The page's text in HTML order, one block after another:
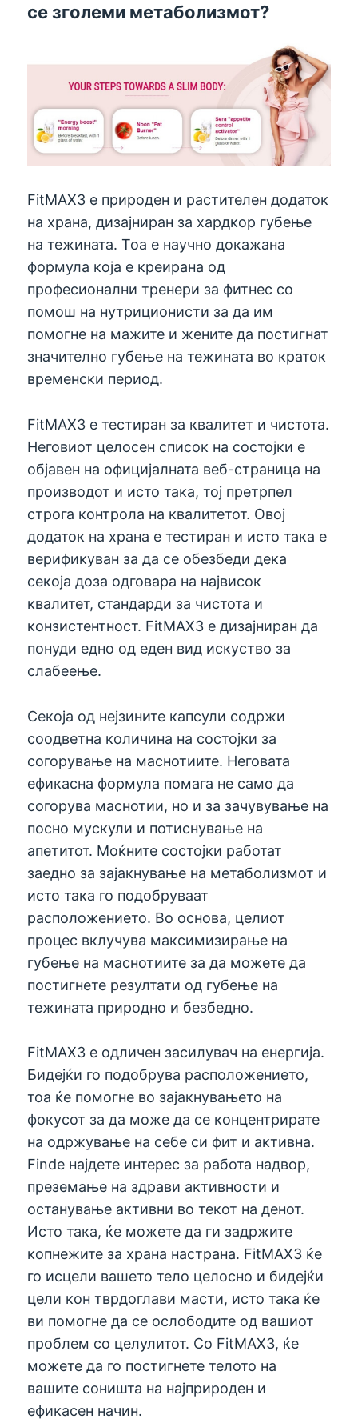
се зголеми метаболизмот?
FitMAX3 е природен и растителен додаток
на храна, дизајниран за хардкор губење
на тежината. Тоа е научно докажана
формула која е креирана од
професионални тренери за фитнес со
помош на нутриционисти за да им
помогне на мажите и жените да постигнат
значително губење на тежината во краток
временски период.
FitMAX3 е тестиран за квалитет и чистота.
Неговиот целосен список на состојки е
објавен на официјалната веб-страница на
производот и исто така, тој претрпел
строга контрола на квалитетот. Овој
додаток на храна е тестиран и исто така е
верификуван за да се обезбеди дека
секоја доза одговара на највисок
квалитет, стандарди за чистота и
конзистентност. FitMAX3 е дизајниран да
понуди едно од еден вид искуство за
слабеење.
Секоја од нејзините капсули содржи
соодветна количина на состојки за
согорување на маснотиите. Неговата
ефикасна формула помага не само да
согорува маснотии, но и за зачувување на
посно мускули и потиснување на
апетитот. Моќните состојки работат
заедно за зајакнување на метаболизмот и
исто така го подобруваат
расположението. Во основа, целиот
процес вклучува максимизирање на
губење на маснотиите за да можете да
постигнете резултати од губење на
тежината природно и безбедно.
FitMAX3 е одличен засилувач на енергија.
Бидејќи го подобрува расположението,
тоа ќе помогне во зајакнувањето на
фокусот за да може да се концентрирате
на одржување на себе си фит и активна.
Findе најдете интерес за работа надвор,
преземање на здрави активности и
останување активни во текот на денот.
Исто така, ќе можете да ги задржите
копнежите за храна настрана. FitMAX3 ќе
го исцели вашето тело целосно и бидејќи
цели кон тврдоглави масти, исто така ќе
ви помогне да се ослободите од вашиот
проблем со целулитот. Со FitMAX3, ќе
можете да го постигнете телото на
вашите соништа на најприроден и
ефикасен начин.